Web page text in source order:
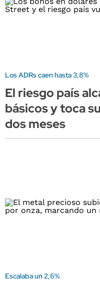
Los ADRs caen hasta 3,8%
El riesgo país
básicos y toca
dos meses
Escalaba un 2,6%